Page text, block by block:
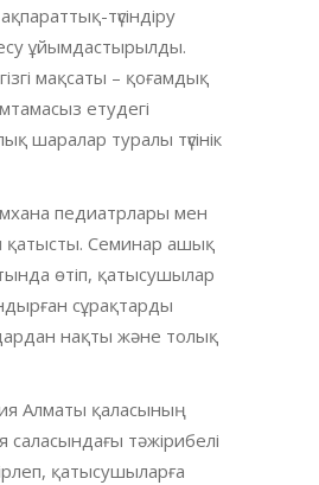
түсіндіру
ұйымдастырылды.
мақсаты – қоғамдық
етудегі
шаралар туралы түсінік
педиатрлары мен
қатысты. Семинар ашық
өтіп, қатысушылар
сұрақтарды
нақты және толық
Алматы қаласының
саласындағы тәжірибелі
қатысушыларға